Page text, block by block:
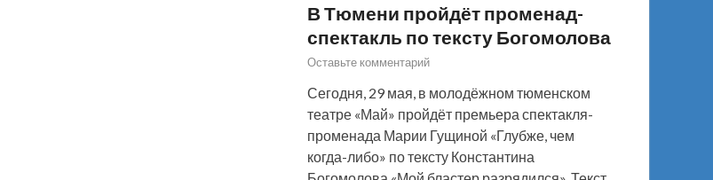
В Тюмени пройдёт променад-
спектакль по тексту Богомолова
Оставьте комментарий
Сегодня, 29 мая, в молодёжном тюменском
театре «Май» пройдёт премьера спектакля-
променада Марии Гущиной «Глубже, чем
когда-либо» по тексту Константина